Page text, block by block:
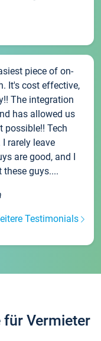
piece of on-
It's cost effective,
The integration
has allowed us
possible!! Tech
rarely leave
are good, and I
guys....
Testimonials
Vermieter